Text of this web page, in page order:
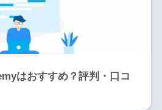
はおすすめ？評判・口コ